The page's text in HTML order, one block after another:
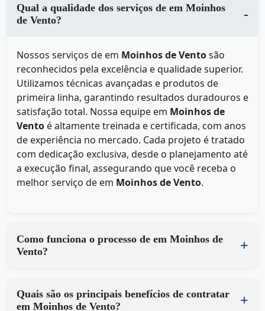
Qual a qualidade dos serviços de em Moinhos
de Vento?
Nossos serviços de em Moinhos de Ventosão
reconhecidos pela excelência e qualidade superior.
Utilizamos técnicas avançadas e produtos de
primeira linha, garantindo resultados duradouros e
satisfação total. Nossa equipe em Moinhos de
Vento é altamente treinada e certificada, com anos
de experiência no mercado. Cada projeto é tratado
com dedicação exclusiva, desde o planejamento até
a execução final, assegurando que você receba o
melhor serviço de em Moinhos de Vento.
Como funciona o processo de em Moinhos de
Vento?
Quais são os principais benefícios de contratar
em Moinhos de Vento?